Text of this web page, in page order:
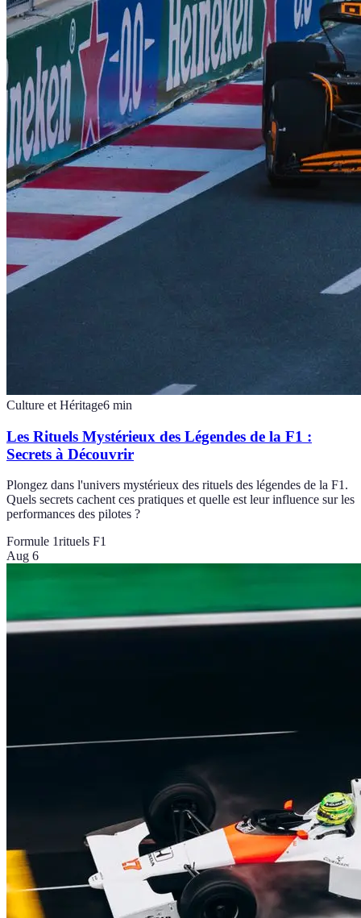
Culture et Héritage6 min
Les Rituels Mystérieux des Légendes de la F1 :
Secrets à Découvrir
Plongez dans l'univers mystérieux des rituels des légendes de la F1.
Quels secrets cachent ces pratiques et quelle est leur influence sur les
performances des pilotes ?
Formule 1rituels F1
Aug 6